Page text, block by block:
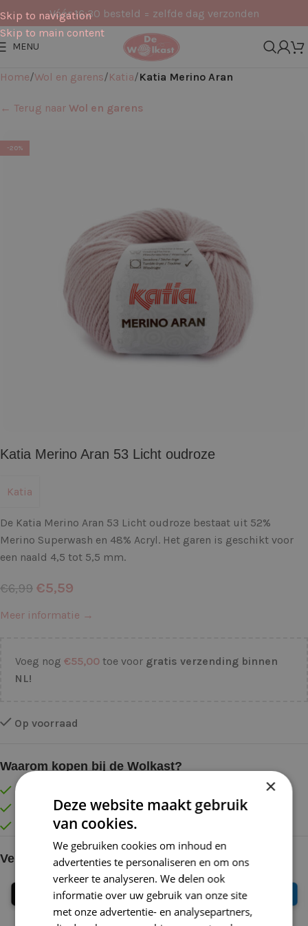
Skip to navigation
Skip to main content
Vóór 16:30 besteld = zelfde dag verzonden
MENU
Home Wol en garens Katia Katia Merino Aran
← Terug naar Wol en garens
-20%
Katia Merino Aran 53 Licht oudroze
Katia
De Katia Merino Aran 53 Licht oudroze bestaat uit 52%
Merino Superwash en 48% Acryl. Het garen is geschikt voor
een naald 4,5 tot 5,5 mm.
€6,99 €5,59
Meer informatie →
Voeg nog €55,00 toe voor gratis verzending binnen
NL!
Op voorraad
Waarom kopen bij de Wolkast?
Lage verzendkosten vanaf € 4,99 binnen NL
Gratis verzonden vanaf €55,-
Vóór 16:30 besteld = Zelfde (werk)dag verzonden
Veilig online betalen
×
Deze website maakt gebruik
van cookies.
We gebruiken cookies om inhoud en
advertenties te personaliseren en om ons
verkeer te analyseren. We delen ook
informatie over uw gebruik van onze site
met onze advertentie- en analysepartners,